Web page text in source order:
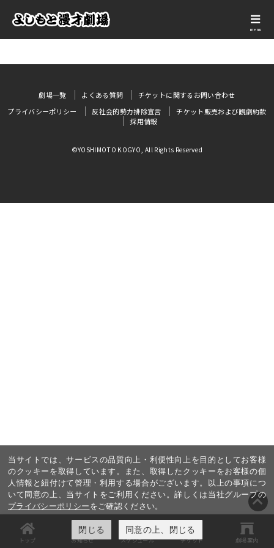
menu
トップ お知らせ スケジュール チケット 劇場案内
当サイトでは、サービスの品質向上・利便性向上を目的としてお客様
のクッキーを取得しています。また、取得したクッキーをお客様の個
人情報と紐付けて管理・利用する場合がございます。以上の事項につ
いて同意の上、当サイトをご利用ください。詳しくは当社グループの
プライバシーポリシーをご確認ください。
閉じる 同意の上、閉じる
劇場一覧 よくある質問
チケットに関するお問い合わせ
プライバシーポリシー
反社会的勢力排除宣言
チケット販売および観劇約款
採用情報
©YOSHIMOTO KOGYO, All Rights Reserved